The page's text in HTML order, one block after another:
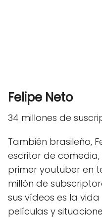
Felipe Neto
34 millones de
También brasileño,
escritor de comedia,
primer youtuber en
millón de
sus vídeos es la
películas y